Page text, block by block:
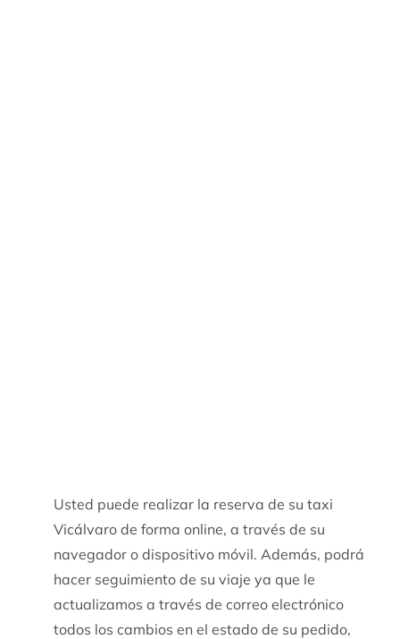
Usted puede realizar la reserva de su taxi
Vicálvaro de forma online, a través de su
navegador o dispositivo móvil. Además, podrá
hacer seguimiento de su viaje ya que le
actualizamos a través de correo electrónico
todos los cambios en el estado de su pedido,